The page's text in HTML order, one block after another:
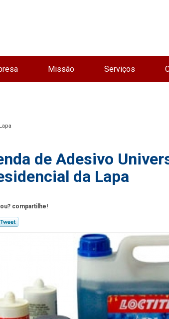
Missão Serviços
de Adesivo
da Lapa
compartilhe!